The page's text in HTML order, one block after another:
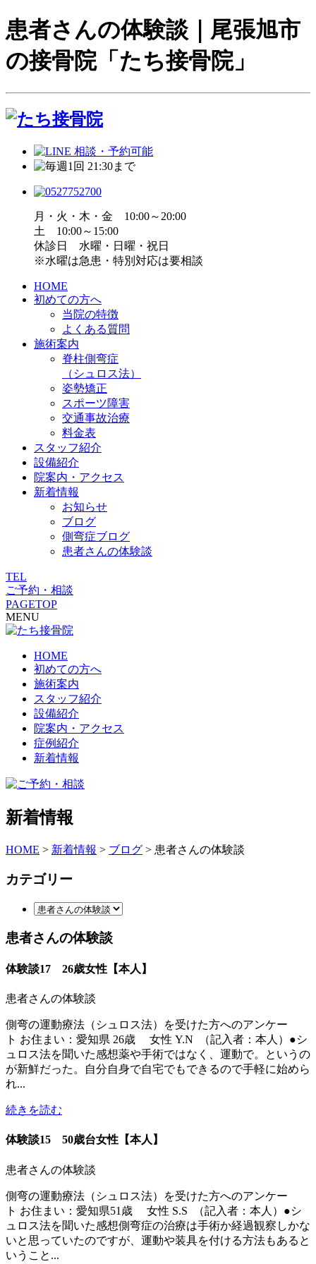
患者さんの体験談｜尾張旭市
の接骨院「たち接骨院」
月・火・木・金 10:00～20:00
土 10:00～15:00
休診日 水曜・日曜・祝日
※水曜は急患・特別対応は要相談
HOME
初めての方へ
当院の特徴
よくある質問
施術案内
脊柱側弯症
（シュロス法）
姿勢矯正
スポーツ障害
交通事故治療
料金表
スタッフ紹介
設備紹介
院案内・アクセス
新着情報
お知らせ
ブログ
側弯症ブログ
患者さんの体験談
TEL
ご予約・相談
PAGETOP
MENU
HOME
初めての方へ
施術案内
スタッフ紹介
設備紹介
院案内・アクセス
症例紹介
新着情報
新着情報
HOME > 新着情報 > ブログ > 患者さんの体験談
カテゴリー
患者さんの体験談
体験談17 26歳女性【本人】
患者さんの体験談
側弯の運動療法（シュロス法）を受けた方へのアンケー
ト お住まい：愛知県 26歳 女性 Y.N （記入者：本人）●シ
ュロス法を聞いた感想薬や手術ではなく、運動で。というの
が新鮮だった。自分自身で自宅でもできるので手軽に始めら
れ...
続きを読む
体験談15 50歳台女性【本人】
患者さんの体験談
側弯の運動療法（シュロス法）を受けた方へのアンケー
ト お住まい：愛知県51歳 女性 S.S （記入者：本人）●シ
ュロス法を聞いた感想側弯症の治療は手術か経過観察しかな
いと思っていたのですが、運動や装具を付ける方法もあると
いうこと...